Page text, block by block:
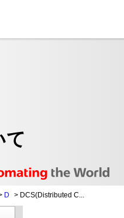
て
D > DCS(Distributed C...